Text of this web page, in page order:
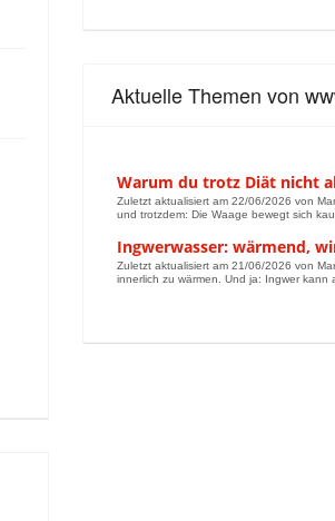
Aktuelle Themen von
Warum du trotz Diät nicht
Zuletzt aktualisiert am 22/06/2026 von
und trotzdem: Die Waage bewegt sich
Ingwerwasser: wärmend,
Zuletzt aktualisiert am 21/06/2026 von
innerlich zu wärmen. Und ja: Ingwer kann